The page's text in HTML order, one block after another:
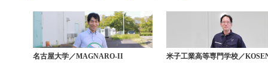
名古屋大学／MAGNARO-II 米子工業高等専門学校／